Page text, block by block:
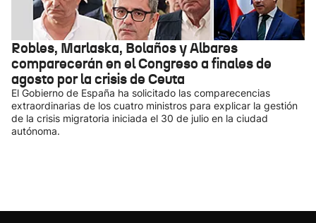
Robles, Marlaska, Bolaños y Albares
comparecerán en el Congreso a finales de
agosto por la crisis de Ceuta
El Gobierno de España ha solicitado las comparecencias
extraordinarias de los cuatro ministros para explicar la gestión
de la crisis migratoria iniciada el 30 de julio en la ciudad
autónoma.